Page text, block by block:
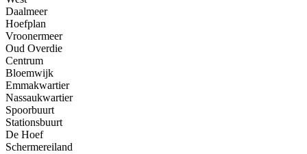
Daalmeer
Hoefplan
Vroonermeer
Oud Overdie
Centrum
Bloemwijk
Emmakwartier
Nassaukwartier
Spoorbuurt
Stationsbuurt
De Hoef
Schermereiland